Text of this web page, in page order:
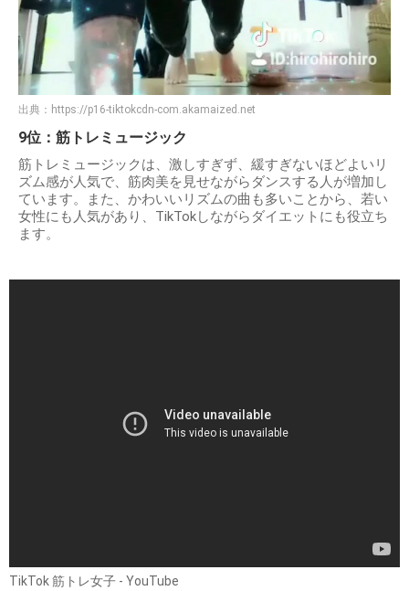
出典： https://p16-tiktokcdn-com.akamaized.net
9位：筋トレミュージック
筋トレミュージックは、激しすぎず、緩すぎないほどよいリ
ズム感が人気で、筋肉美を見せながらダンスする人が増加し
ています。また、かわいいリズムの曲も多いことから、若い
女性にも人気があり、TikTokしながらダイエットにも役立ち
ます。
TikTok 筋トレ女子 - YouTube